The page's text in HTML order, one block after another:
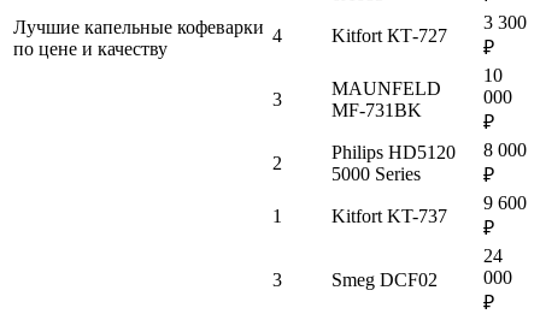
Лучшие капельные кофеварки
по цене и качеству
4
Kitfort КТ-727
3 300
₽
3
MAUNFELD
MF-731BK
10
000
₽
2
Philips HD5120
5000 Series
8 000
₽
1
Kitfort KT-737
9 600
₽
3 Smeg DCF02
24
000
₽